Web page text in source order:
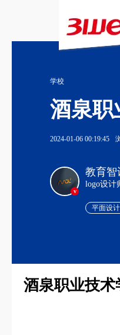
学校
酒泉职
2024-01-06 00:19:45
v
教育智
logo设计
平面设
酒泉职业技术